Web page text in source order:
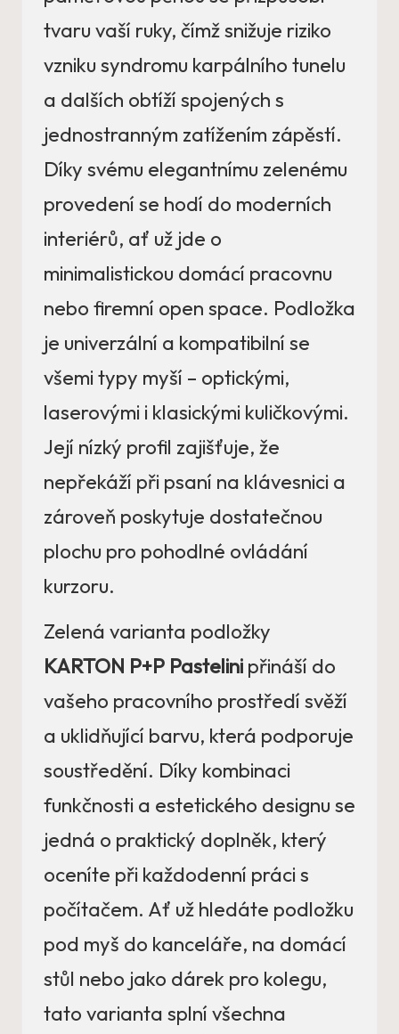
tvaru vaší ruky, čímž snižuje riziko
vzniku syndromu karpálního tunelu
a dalších obtíží spojených s
jednostranným zatížením zápěstí.
Díky svému elegantnímu zelenému
provedení se hodí do moderních
interiérů, ať už jde o
minimalistickou domácí pracovnu
nebo firemní open space. Podložka
je univerzální a kompatibilní se
všemi typy myší – optickými,
laserovými i klasickými kuličkovými.
Její nízký profil zajišťuje, že
nepřekáží při psaní na klávesnici a
zároveň poskytuje dostatečnou
plochu pro pohodlné ovládání
kurzoru.
Zelená varianta podložky
KARTON P+P Pastelini přináší do
vašeho pracovního prostředí svěží
a uklidňující barvu, která podporuje
soustředění. Díky kombinaci
funkčnosti a estetického designu se
jedná o praktický doplněk, který
oceníte při každodenní práci s
počítačem. Ať už hledáte podložku
pod myš do kanceláře, na domácí
stůl nebo jako dárek pro kolegu,
tato varianta splní všechna